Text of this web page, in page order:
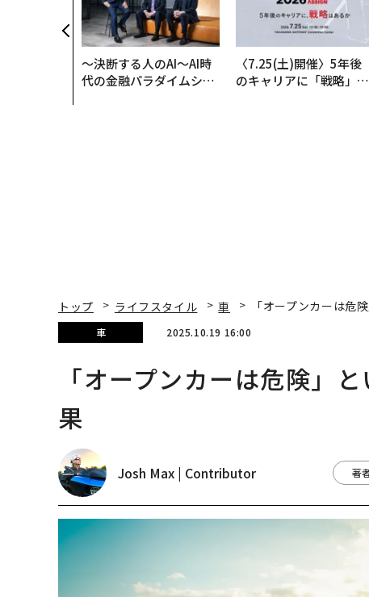
〜決断する人のAI〜AI時
代の金融パラダイムシフ
〈7.25(土)開催〉5年後
のキャリアに「戦略」は
トップ ライフスタイル 車 「オープンカーは
車 2025.10.19 16:00
「オープンカーは危険」
果
Josh Max | Contributor 著